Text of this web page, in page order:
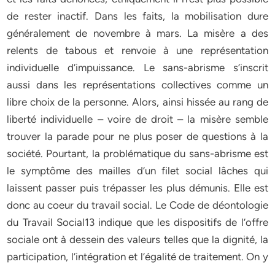
de rester inactif. Dans les faits, la mobilisation dure
généralement de novembre à mars. La misère a des
relents de tabous et renvoie à une représentation
individuelle d’impuissance. Le sans-abrisme s’inscrit
aussi dans les représentations collectives comme un
libre choix de la personne. Alors, ainsi hissée au rang de
liberté individuelle – voire de droit – la misère semble
trouver la parade pour ne plus poser de questions à la
société. Pourtant, la problématique du sans-abrisme est
le symptôme des mailles d’un filet social lâches qui
laissent passer puis trépasser les plus démunis. Elle est
donc au coeur du travail social. Le Code de déontologie
du Travail Social13 indique que les dispositifs de l’offre
sociale ont à dessein des valeurs telles que la dignité, la
participation, l’intégration et l’égalité de traitement. On y